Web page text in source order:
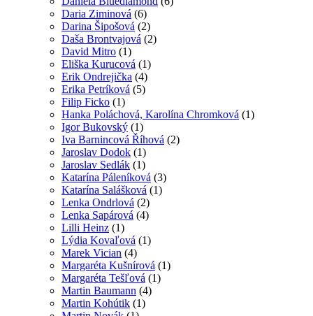
Daria Ziminová (6)
Darina Šipošová (2)
Daša Brontvajová (2)
David Mitro (1)
Eliška Kurucová (1)
Erik Ondrejička (4)
Erika Petríková (5)
Filip Ficko (1)
Hanka Poláchová, Karolína Chromková (1)
Igor Bukovský (1)
Iva Barnincová Říhová (2)
Jaroslav Dodok (1)
Jaroslav Sedlák (1)
Katarína Páleníková (3)
Katarína Salášková (1)
Lenka Ondrlová (2)
Lenka Sapárová (4)
Lilli Heinz (1)
Lýdia Kovaľová (1)
Marek Vician (4)
Margaréta Kušnírová (1)
Margaréta Tešľová (1)
Martin Baumann (4)
Martin Kohútik (1)